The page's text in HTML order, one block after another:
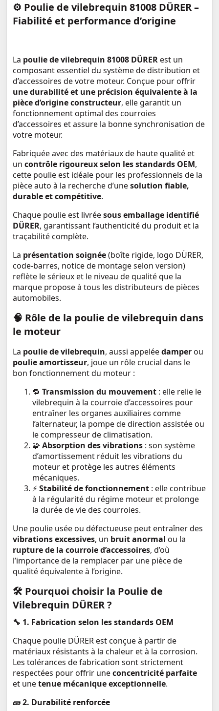
⚙️ Poulie de vilebrequin 81008 DÜRER –
Fiabilité et performance d’origine
La poulie de vilebrequin 81008 DÜRERest un
composant essentiel du système de distribution et
d’accessoires de votre moteur. Conçue pour offrir
une durabilité et une précision équivalente à la
pièce d’origine constructeur, elle garantit un
fonctionnement optimal des courroies
d’accessoires et assure la bonne synchronisation de
votre moteur.
Fabriquée avec des matériaux de haute qualité et
uncontrôle rigoureux selon les standards OEM,
cette poulie est idéale pour les professionnels de la
pièce auto à la recherche d’unesolution fiable,
durable et compétitive.
Chaque poulie est livréesous emballage identifié
DÜRER, garantissant l’authenticité du produit et la
traçabilité complète.
La présentation soignée(boîte rigide, logo DÜRER,
code-barres, notice de montage selon version)
reflète le sérieux et le niveau de qualité que la
marque propose à tous les distributeurs de pièces
automobiles.
🧠 Rôle de la poulie de vilebrequin dans
le moteur
La poulie de vilebrequin, aussi appeléedamperou
poulie amortisseur, joue un rôle crucial dans le
bon fonctionnement du moteur :
🔁Transmission du mouvement : elle relie le
vilebrequin à la courroie d’accessoires pour
entraîner les organes auxiliaires comme
l’alternateur, la pompe de direction assistée ou
le compresseur de climatisation.
🧩Absorption des vibrations : son système
d’amortissement réduit les vibrations du
moteur et protège les autres éléments
mécaniques.
⚡Stabilité de fonctionnement : elle contribue
à la régularité du régime moteur et prolonge
la durée de vie des courroies.
Une poulie usée ou défectueuse peut entraîner des
vibrations excessives, un bruit anormal ou la
rupture de la courroie d’accessoires, d’où
l’importance de la remplacer par une pièce de
qualité équivalente à l’origine.
🛠️ Pourquoi choisir la Poulie de
Vilebrequin DÜRER ?
🔧 1. Fabrication selon les standards OEM
Chaque poulie DÜRER est conçue à partir de
matériaux résistants à la chaleur et à la corrosion.
Les tolérances de fabrication sont strictement
respectées pour offrir uneconcentricité parfaite
et unetenue mécanique exceptionnelle.
🧱2. Durabilité renforcée